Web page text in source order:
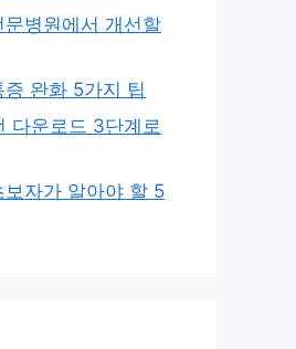
병원에서 개선할
완화 5가지 팁
다운로드 3단계로
자가 알아야 할 5